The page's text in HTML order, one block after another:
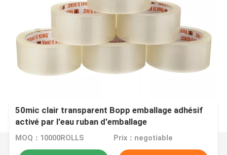
50mic clair transparent Bopp emballage adhésif
activé par l'eau ruban d'emballage
MOQ：10000ROLLS Prix：negotiable